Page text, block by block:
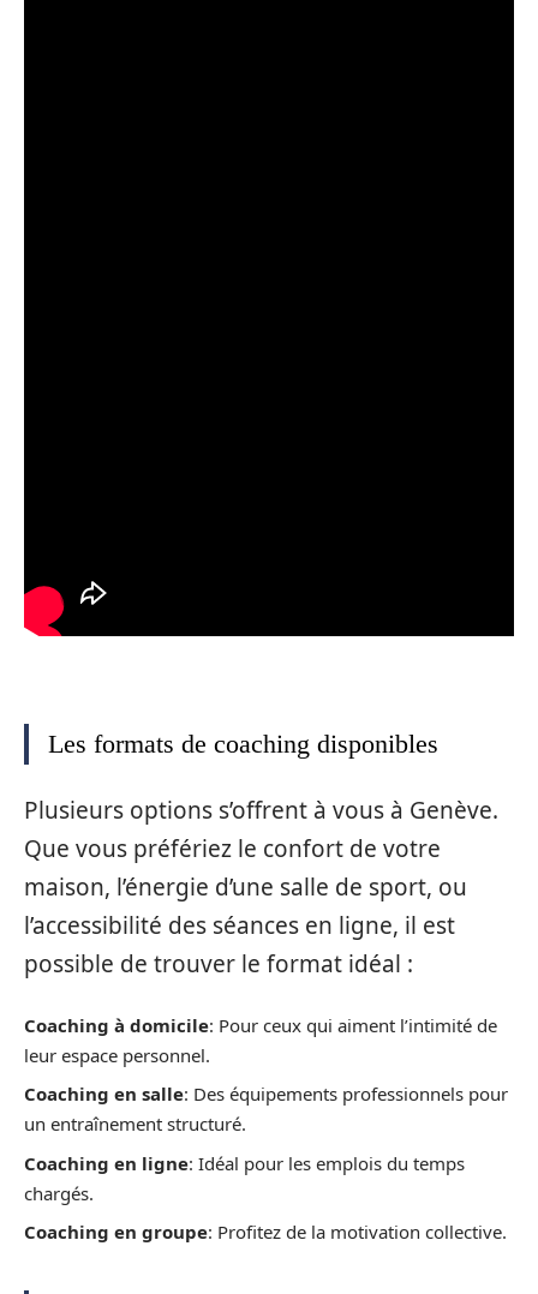
Les formats de coaching disponibles
Plusieurs options s’offrent à vous à Genève.
Que vous préfériez le confort de votre
maison, l’énergie d’une salle de sport, ou
l’accessibilité des séances en ligne, il est
possible de trouver le format idéal :
Coaching à domicile: Pour ceux qui aiment l’intimité de
leur espace personnel.
Coaching en salle: Des équipements professionnels pour
un entraînement structuré.
Coaching en ligne: Idéal pour les emplois du temps
chargés.
Coaching en groupe: Profitez de la motivation collective.